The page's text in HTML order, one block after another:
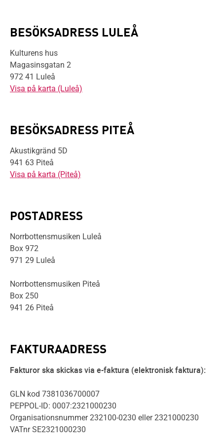
BESÖKSADRESS LULEÅ
Kulturens hus
Magasinsgatan 2
972 41 Luleå
Visa på karta (Luleå)
BESÖKSADRESS PITEÅ
Akustikgränd 5D
941 63 Piteå
Visa på karta (Piteå)
POSTADRESS
Norrbottensmusiken Luleå
Box 972
971 29 Luleå
Norrbottensmusiken Piteå
Box 250
941 26 Piteå
FAKTURAADRESS
Fakturor ska skickas via e-faktura (elektronisk faktura):
GLN kod 7381036700007
PEPPOL-ID: 0007:2321000230
Organisationsnummer 232100-0230 eller 2321000230
VATnr SE2321000230